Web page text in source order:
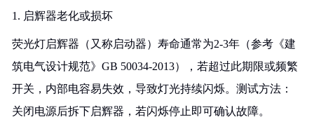
1. 启辉器老化或损坏
荧光灯启辉器（又称启动器）寿命通常为2-3年（参考《建
筑电气设计规范》GB 50034-2013），若超过此期限或频繁
开关，内部电容易失效，导致灯光持续闪烁。测试方法：
关闭电源后拆下启辉器，若闪烁停止即可确认故障。